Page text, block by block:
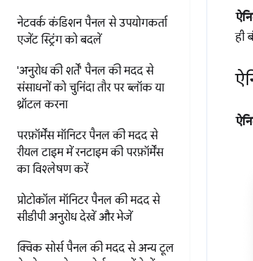
नेटवर्क कंडिशन पैनल से उपयोगकर्ता
एजेंट स्ट्रिंग को बदलें
'अनुरोध की शर्तें' पैनल की मदद से
संसाधनों को चुनिंदा तौर पर ब्लॉक या
थ्रॉटल करना
परफ़ॉर्मेंस मॉनिटर पैनल की मदद से
रीयल टाइम में रनटाइम की परफ़ॉर्मेंस
का विश्लेषण करें
प्रोटोकॉल मॉनिटर पैनल की मदद से
सीडीपी अनुरोध देखें और भेजें
क्विक सोर्स पैनल की मदद सेअन्य टूल
ही